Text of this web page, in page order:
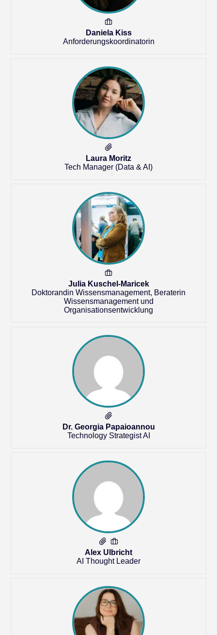
Daniela Kiss
Anforderungskoordinatorin
Laura Moritz
Tech Manager (Data & AI)
Julia Kuschel-Maricek
Doktorandin Wissensmanagement, Beraterin
Wissensmanagement und
Organisationsentwicklung
Dr. Georgia Papaioannou
Technology Strategist AI
Alex Ulbricht
AI Thought Leader